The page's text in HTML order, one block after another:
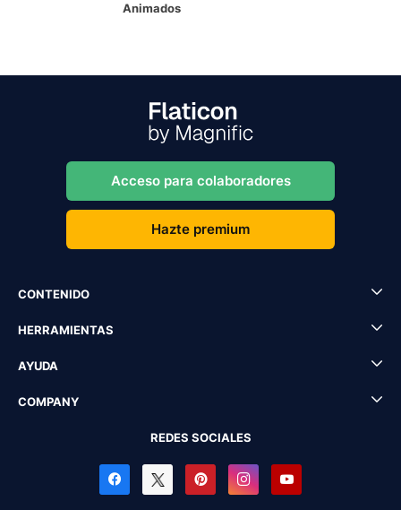
Animados
Acceso para colaboradores
Hazte premium
CONTENIDO
HERRAMIENTAS
AYUDA
COMPANY
REDES SOCIALES